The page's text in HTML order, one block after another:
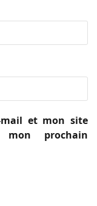
et mon site
prochain